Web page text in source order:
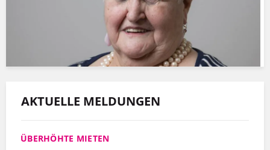
AKTUELLE MELDUNGEN
ÜBERHÖHTE MIETEN